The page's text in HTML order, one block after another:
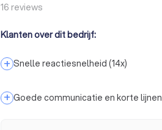
16 reviews
Klanten over dit bedrijf:
+ Snelle reactiesnelheid (14x)
+ Goede communicatie en korte lijnen